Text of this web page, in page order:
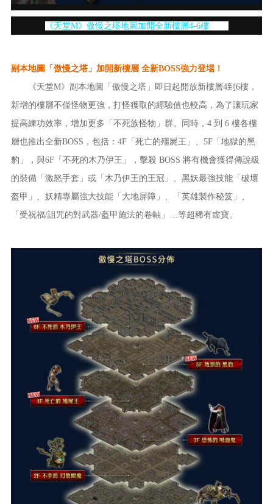
《天堂M》傲慢之塔地圖加開全新樓層4-6樓
副本地圖「傲慢之塔」加開新樓層 全新BOSS強力登場！
《天堂M》副本地圖「傲慢之塔」即日起開放新樓層4到6樓，
新增的樓層不僅怪物更強，打怪獲取的經驗值也較高，為了讓玩家
提高練功效率，增加更多「不死族怪物」群。同時，4 到 6 樓各樓
層也推出全新BOSS，包括：4F「死亡的殭屍王」、5F「地獄的黑
豹」，與6F「不死的木乃伊王」，擊殺 BOSS 將有機會獲得傳說級
的裝備「激怒手套」或「木乃伊王的王冠」、黑妖最強技能「破壞
盔甲」、妖精專屬強大技能「大地屏障」、「英雄製作秘笈」、
「受祝福/詛咒的對武器/盔甲施法的卷軸」…等超稀有虛寶。